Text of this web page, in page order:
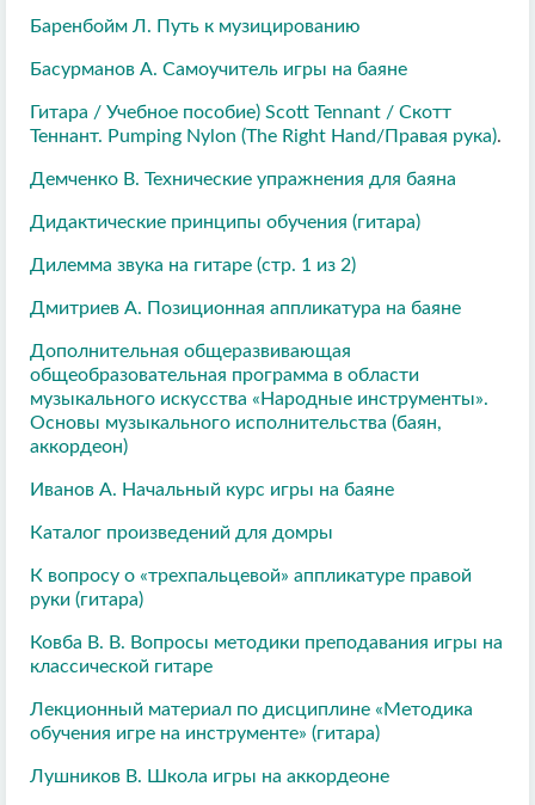
Баренбойм Л. Путь к музицированию
Басурманов А. Самоучитель игры на баяне
Гитара / Учебное пособие) Scott Tennant / Скотт
Теннант. Pumping Nylon (The Right Hand/Правая рука).
Демченко В. Технические упражнения для баяна
Дидактические принципы обучения (гитара)
Дилемма звука на гитаре (стр. 1 из 2)
Дмитриев А. Позиционная аппликатура на баяне
Дополнительная общеразвивающая
общеобразовательная программа в области
музыкального искусства «Народные инструменты».
Основы музыкального исполнительства (баян,
аккордеон)
Иванов А. Начальный курс игры на баяне
Каталог произведений для домры
К вопросу о «трехпальцевой» аппликатуре правой
руки (гитара)
Ковба В. В. Вопросы методики преподавания игры на
классической гитаре
Лекционный материал по дисциплине «Методика
обучения игре на инструменте» (гитара)
Лушников В. Школа игры на аккордеоне